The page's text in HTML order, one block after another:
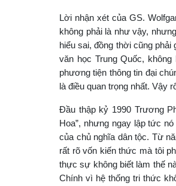
Lời nhận xét của GS.
không phải là như vậy,
hiểu sai, đồng thời cũng
văn học Trung Quốc,
phương tiện thông tin đại
là điều quan trọng nhất. Vậy
Đầu thập kỷ 1990 Trương
Hoa”, nhưng ngay lập tức
của chủ nghĩa dân tộc. Từ
rất rõ vốn kiến thức mà tôi
thực sự không biết làm thế
Chính vì hệ thống tri thức